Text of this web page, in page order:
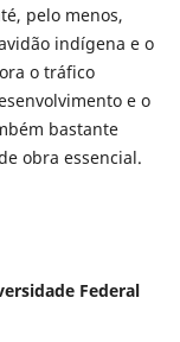
pelo menos,
indígena e o
o tráfico
e o
bastante
obra essencial.
Federal